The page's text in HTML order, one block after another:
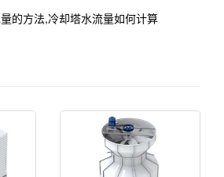
的方法,冷却塔水流量如何计算